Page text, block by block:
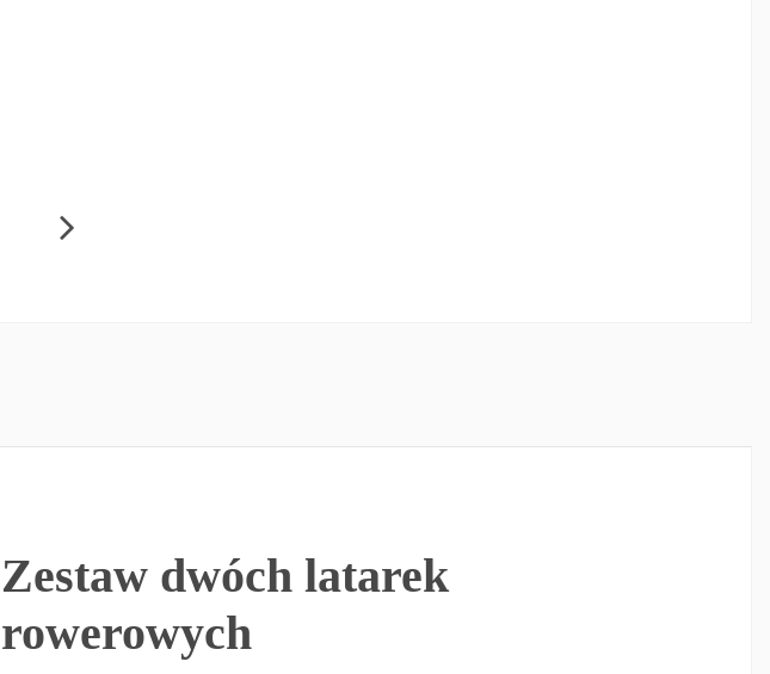
Zestaw dwóch latarek
rowerowych